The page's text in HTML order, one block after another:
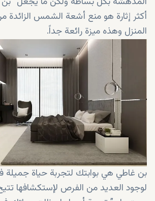
أكثر إثارة هو منع أشعة الشمس الزائدة
المنزل وهذه ميزة رائعة جداً.
بن غاطي هي بوابتك لتجربة حياة جميلة
لوجود العديد من الفرص لإستكشافها